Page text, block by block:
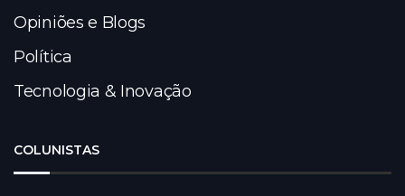
Opiniões e Blogs
Política
Tecnologia & Inovação
COLUNISTAS